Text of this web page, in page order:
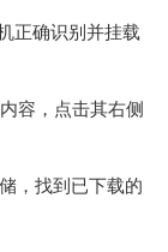
正确识别并挂载
容，点击其右侧
，找到已下载的